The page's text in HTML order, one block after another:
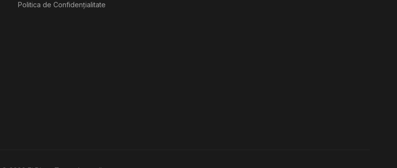
Politica de Confidențialitate